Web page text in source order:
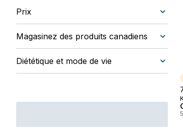
Prix
Magasinez des produits canadiens
Diététique et mode de vie